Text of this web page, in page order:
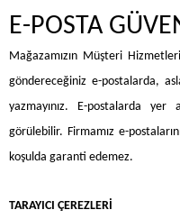
E-POSTA
Mağazamızın Müşteri
göndereceğiniz e-postalarda,
yazmayınız. E-postalarda
görülebilir. Firmamız e-
koşulda garanti edemez.
TARAYICI ÇEREZLERİ